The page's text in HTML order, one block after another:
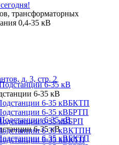
трансформаторных
0,4-35 кВ
д. 3, стр. 2
6-35 кВ
6-35 кВ
БКТП
6-35 кВ
6-35 кВ
БКТП
БРТП
БРП
КТПН
КТП